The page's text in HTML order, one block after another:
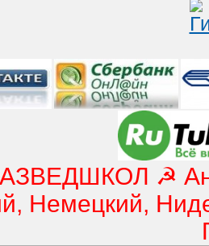
☭
Немецкий,